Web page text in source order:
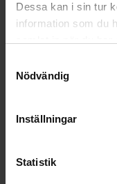
Dessa kan i sin tur
information som du
Nödvändig
Inställningar
Statistik